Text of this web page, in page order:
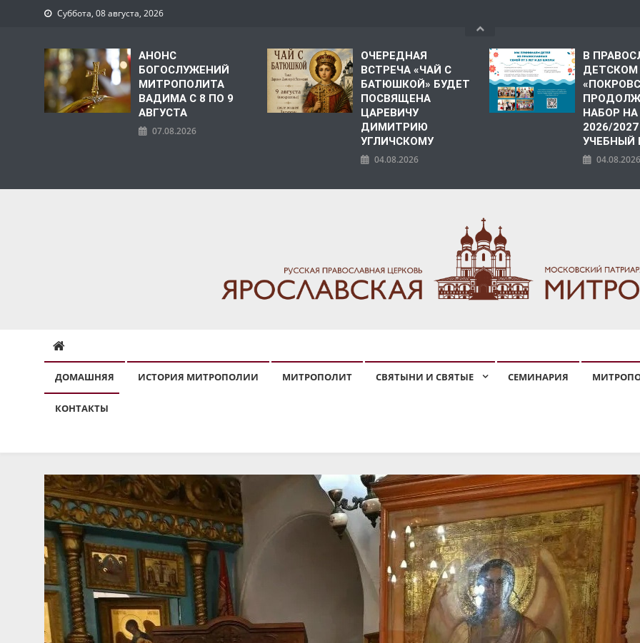
Суббота, 08 августа, 2026
АНОНС
БОГОСЛУЖЕНИЙ
МИТРОПОЛИТА
ВАДИМА С 8 ПО 9
АВГУСТА
07.08.2026
ОЧЕРЕДНАЯ
ВСТРЕЧА «ЧАЙ С
БАТЮШКОЙ» БУДЕТ
ПОСВЯЩЕНА
ЦАРЕВИЧУ
ДИМИТРИЮ
УГЛИЧСКОМУ
04.08.2026
В
ДЕТСКОМ
НАБОР
2026/2027
УЧЕБНЫЙ
ДОМАШНЯЯ ИСТОРИЯ МИТРОПОЛИИ МИТРОПОЛИТ СВЯТЫНИ И СВЯТЫЕ СЕМИНАРИЯ
КОНТАКТЫ